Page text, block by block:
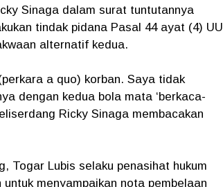
Sinaga dalam surat tuntutannya
tindak pidana Pasal 44 ayat (4) UU
alternatif kedua.
a quo) korban. Saya tidak
dengan kedua bola mata ‘berkaca-
Ricky Sinaga membacakan
Togar Lubis selaku penasihat hukum
menyampaikan nota pembelaan